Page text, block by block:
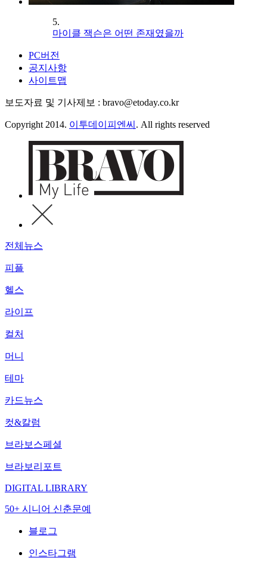
5.
마이클 잭슨은 어떤 존재였을까
PC버전
공지사항
사이트맵
보도자료 및 기사제보 : bravo@etoday.co.kr
Copyright 2014. 이투데이피엔씨 . All rights reserved
전체뉴스
피플
헬스
라이프
컬처
머니
테마
카드뉴스
컷&칼럼
브라보스페셜
브라보리포트
DIGITAL LIBRARY
50+ 시니어 신춘문예
블로그
인스타그램